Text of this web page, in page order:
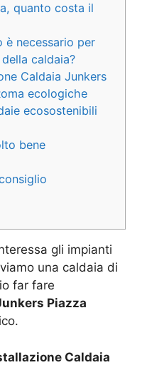
quanto costa il
è necessario per
caldaia?
Caldaia Junkers
ecologiche
ecosostenibili
bene
gli impianti
una caldaia di
far fare
Piazza
Caldaia